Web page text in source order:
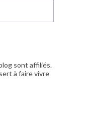
sont affiliés.
à faire vivre